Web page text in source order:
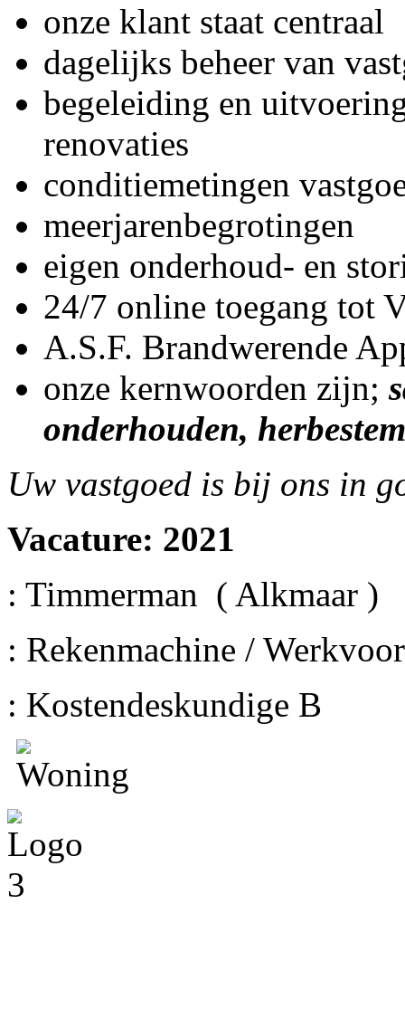
onze klant staat centraal
dagelijks beheer van
begeleiding en
renovaties
conditiemetingen
meerjarenbegrotingen
eigen onderhoud- en
24/7 online toegang tot
A.S.F. Brandwerende
onze kernwoorden zijn;
onderhouden,
Uw vastgoed is bij ons in
Vacature: 2021
: Timmerman ( Alkmaar )
: Rekenmachine /
: Kostendeskundige B